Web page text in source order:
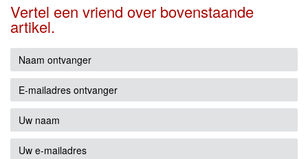
Vertel een vriend over bovenstaande
artikel.